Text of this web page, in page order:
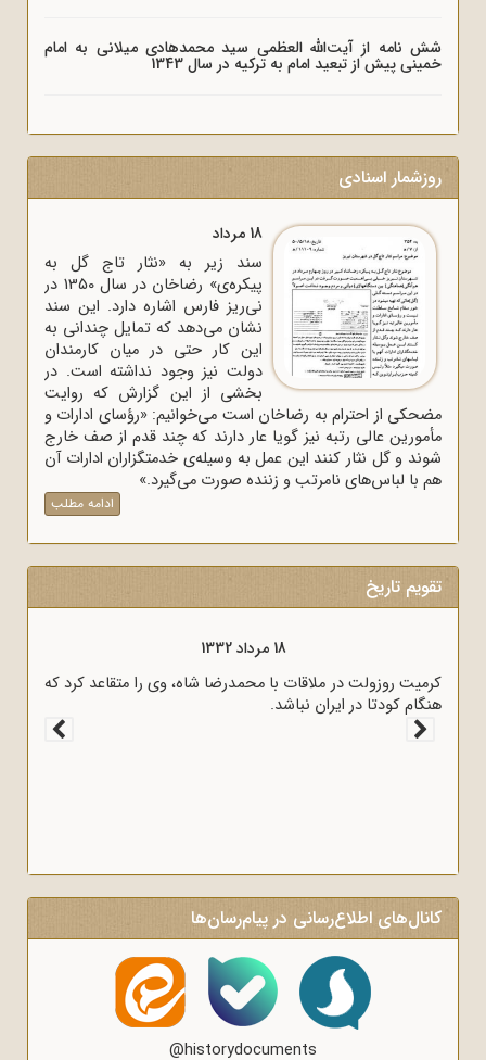
شش نامه از آیت‌الله العظمی سید محمدهادی میلانی به امام
خمینی پیش از تبعید امام به ترکیه در سال 1343
روزشمار اسنادی
18 مرداد
سند زیر به «نثار تاج گل به
پیکره‌ی» رضاخان در سال 1350 در
نی‌ریز فارس اشاره دارد. این سند
نشان می‌دهد که تمایل چندانی به
این کار حتی در میان کارمندان
دولت نیز وجود نداشته است. در
بخشی از این گزارش که روایت
مضحکی از احترام به رضاخان است می‌خوانیم: «رؤسای ادارات و
مأمورین عالی رتبه نیز گویا عار دارند که چند قدم از صف خارج
شوند و گل نثار کنند این عمل به وسیله‌ی خدمتگزاران ادارات آن
هم با لباس‌های نامرتب و زننده صورت می‌گیرد.»
ادامه مطلب
تقویم تاریخ
18 مرداد 1332
کرمیت روزولت در ملاقات با محمدرضا شاه، وی را متقاعد کرد که
هنگام کودتا در ایران نباشد.
کانال‌های اطلاع‌رسانی در پیام‌رسان‌ها
@historydocuments